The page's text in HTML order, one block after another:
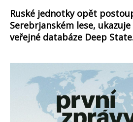
Ruské jednotky opět
Serebrjanském lese,
veřejné databáze Deep